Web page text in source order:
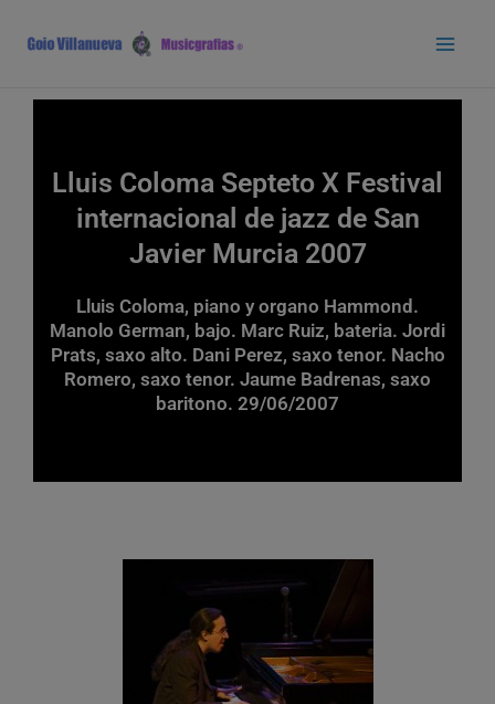
contenido
Lluis Coloma Septeto X Festival
internacional de jazz de San
Javier Murcia 2007
Lluis Coloma, piano y organo Hammond.
Manolo German, bajo. Marc Ruiz, bateria. Jordi
Prats, saxo alto. Dani Perez, saxo tenor. Nacho
Romero, saxo tenor. Jaume Badrenas, saxo
baritono. 29/06/2007